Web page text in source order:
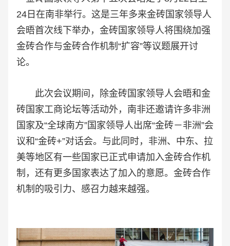
24日在南非举行。这是三年多来金砖国家领导人
会晤首次线下举办，金砖国家领导人将围绕加强
金砖合作与金砖合作机制“扩容”等议题展开讨
论。
此次会议期间，除金砖国家领导人会晤和金
砖国家工商论坛等活动外，南非还邀请许多非洲
国家及“全球南方”国家领导人出席“金砖－非洲”会
议和“金砖+”对话会。与此同时，非洲、中东、拉
美等地区有一些国家已正式申请加入金砖合作机
制，还有更多国家表达了加入的意愿。金砖合作
机制的吸引力、感召力越来越强。